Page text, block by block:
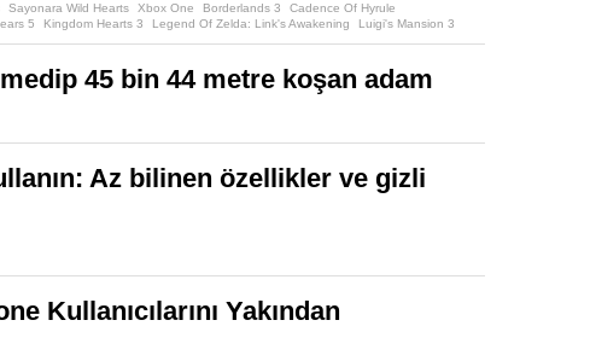
Sayonara Wild Hearts Xbox One Borderlands 3
Cadence Of Hyrule
5 Kingdom Hearts 3 Legend Of Zelda: Link's Awakening
Luigi's Mansion 3
45 bin 44 metre koşan adam
Az bilinen özellikler ve gizli
Kullanıcılarını Yakından